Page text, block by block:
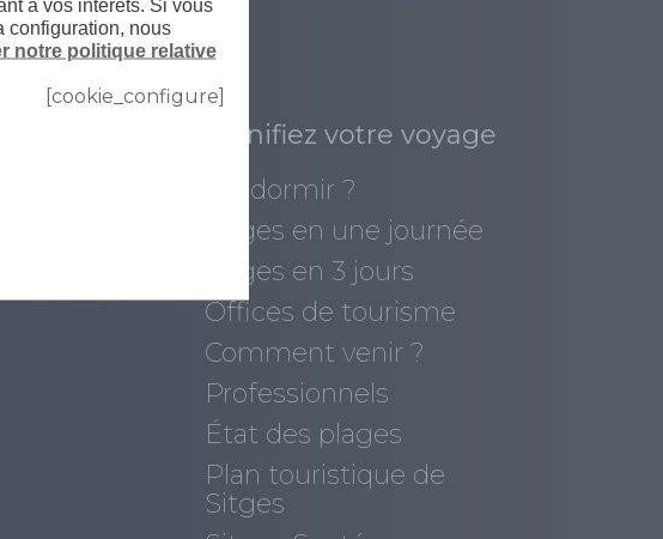
Planifiez votre voyage
Où dormir ?
Sitges en une journée
Sitges en 3 jours
Offices de tourisme
Comment venir ?
Professionnels
État des plages
Plan touristique de
Sitges
à vos intérêts. Si vous
configuration, nous
notre politique relative
[cookie_configure]